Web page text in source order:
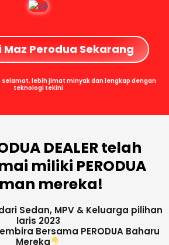
Maz Perodua Sekarang
lebih jimat minyak dan lengkap dengan
teknologi tekini
DEALER telah
miliki PERODUA
mereka!
Sedan, MPV & Keluarga pilihan
laris 2023
Bersama PERODUA Baharu
Mereka